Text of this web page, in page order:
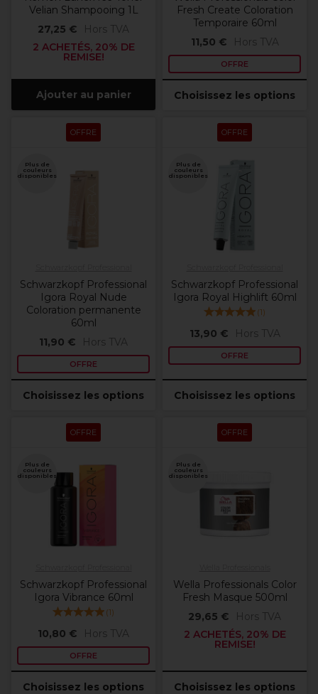
Velian Shampooing 1L
27,25 €
Hors TVA
2 ACHETÉS, 20% DE
REMISE!
Ajouter au panier
Fresh Create Coloration
Temporaire 60ml
11,50 €
Hors TVA
OFFRE
Choisissez les options
OFFRE
Plus de
couleurs
disponibles
Schwarzkopf Professional
Igora Royal Nude
Coloration permanente
60ml
11,90 €
Hors TVA
OFFRE
Choisissez les options
OFFRE
Plus de
couleurs
disponibles
Schwarzkopf Professional
Igora Royal Highlift 60ml
(1)
13,90 € Hors TVA
OFFRE
Choisissez les options
OFFRE
Plus de
couleurs
disponibles
Schwarzkopf Professional
Igora Vibrance 60ml
(1)
10,80 € Hors TVA
OFFRE
Choisissez les options
OFFRE
Plus de
couleurs
disponibles
Wella Professionals Color
Fresh Masque 500ml
29,65 €
Hors TVA
2 ACHETÉS, 20% DE
REMISE!
Choisissez les options